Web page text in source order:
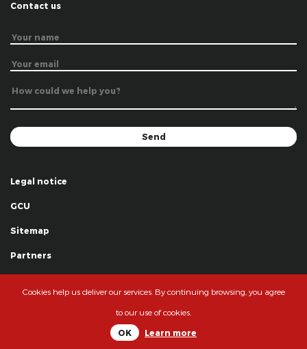
Contact us
Legal notice
GCU
Sitemap
Partners
© La Grande Famille des Clowns - 2018
Cookies help us deliver our services. By continuing browsing, you agree
to our use of cookies.
OK Learn more